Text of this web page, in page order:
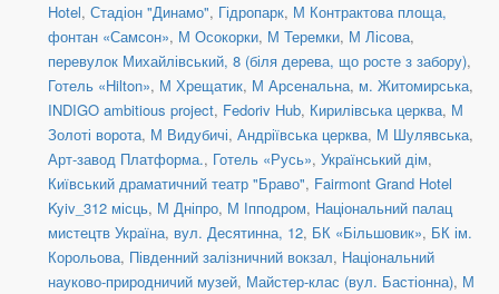
Hotel, Стадіон "Динамо", Гідропарк, М Контрактова площа,
фонтан «Самсон», М Осокорки, М Теремки, М Лісова,
перевулок Михайлівський, 8 (біля дерева, що росте з забору),
Готель «Hilton», М Хрещатик, М Арсенальна, м. Житомирська,
INDIGO ambitious project, Fedoriv Hub, Кирилівська церква, М
Золоті ворота, М Видубичі, Андріївська церква, М Шулявська,
Арт-завод Платформа., Готель «Русь», Український дім,
Київський драматичний театр "Браво", Fairmont Grand Hotel
Kyiv_312 місць, М Дніпро, М Іпподром, Національний палац
мистецтв Україна, вул. Десятинна, 12, БК «Більшовик», БК ім.
Корольова, Південний залізничний вокзал, Національний
науково-природничий музей, Майстер-клас (вул. Бастіонна), М